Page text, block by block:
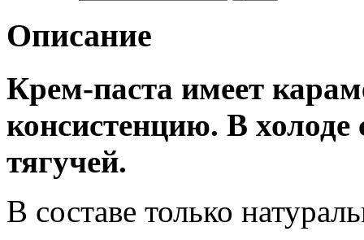
Описание
Крем-паста имеет
консистенцию. В холоде
тягучей.
В составе только